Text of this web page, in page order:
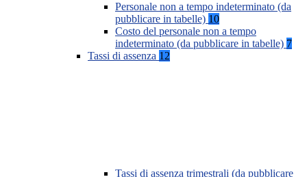
Personale non a tempo indeterminato (da
pubblicare in tabelle) 10
Costo del personale non a tempo
indeterminato (da pubblicare in tabelle) 7
Tassi di assenza 12
Tassi di assenza trimestrali (da pubblicare